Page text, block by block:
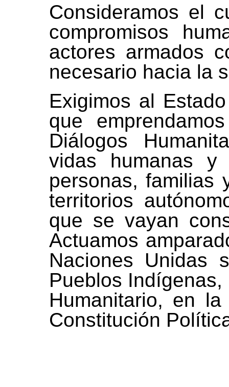
Consideramos el
compromisos
actores armados
necesario hacia la
Exigimos al
que
Diálogos
vidas humanas
personas, familias
territorios
que se vayan
Actuamos
Naciones Unidas
Pueblos
Humanitario, en
Constitución